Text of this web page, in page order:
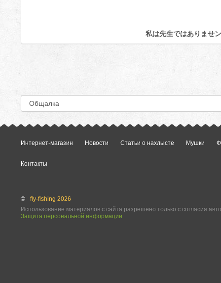
私は先生ではありませン
Интернет-магазин Новости Статьи о нахлысте Мушки
Контакты
©
fly-fishing 2026
Использование материалов с сайта разрешено только с согласия
Защита персональной информации